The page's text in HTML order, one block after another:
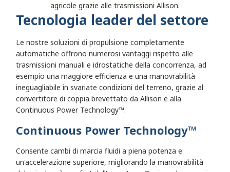
agricole grazie alle trasmissioni Allison.
Tecnologia leader del settore
Le nostre soluzioni di propulsione completamente
automatiche offrono numerosi vantaggi rispetto alle
trasmissioni manuali e idrostatiche della concorrenza, ad
esempio una maggiore efficienza e una manovrabilità
ineguagliabile in svariate condizioni del terreno, grazie al
convertitore di coppia brevettato da Allison e alla
Continuous Power Technology™.
Continuous Power Technology™
Consente cambi di marcia fluidi a piena potenza e
un'accelerazione superiore, migliorando la manovrabilità